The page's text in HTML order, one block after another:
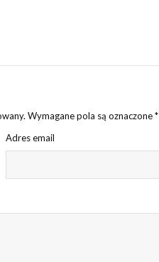
Wymagane pola są oznaczone*
Adres email